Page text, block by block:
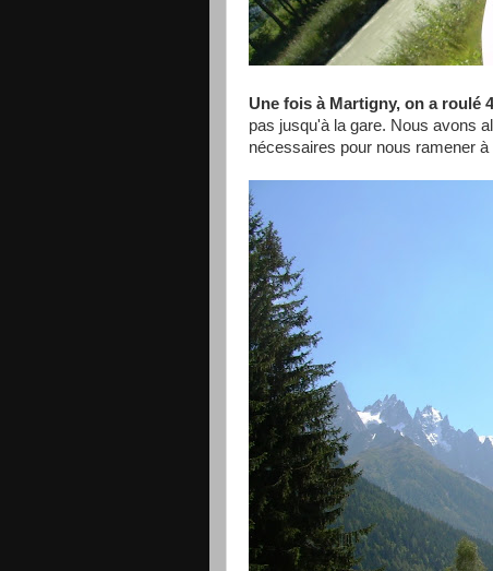
Une fois à Martigny, on a roulé
pas jusqu'à la gare. Nous avons
nécessaires pour nous ramener à